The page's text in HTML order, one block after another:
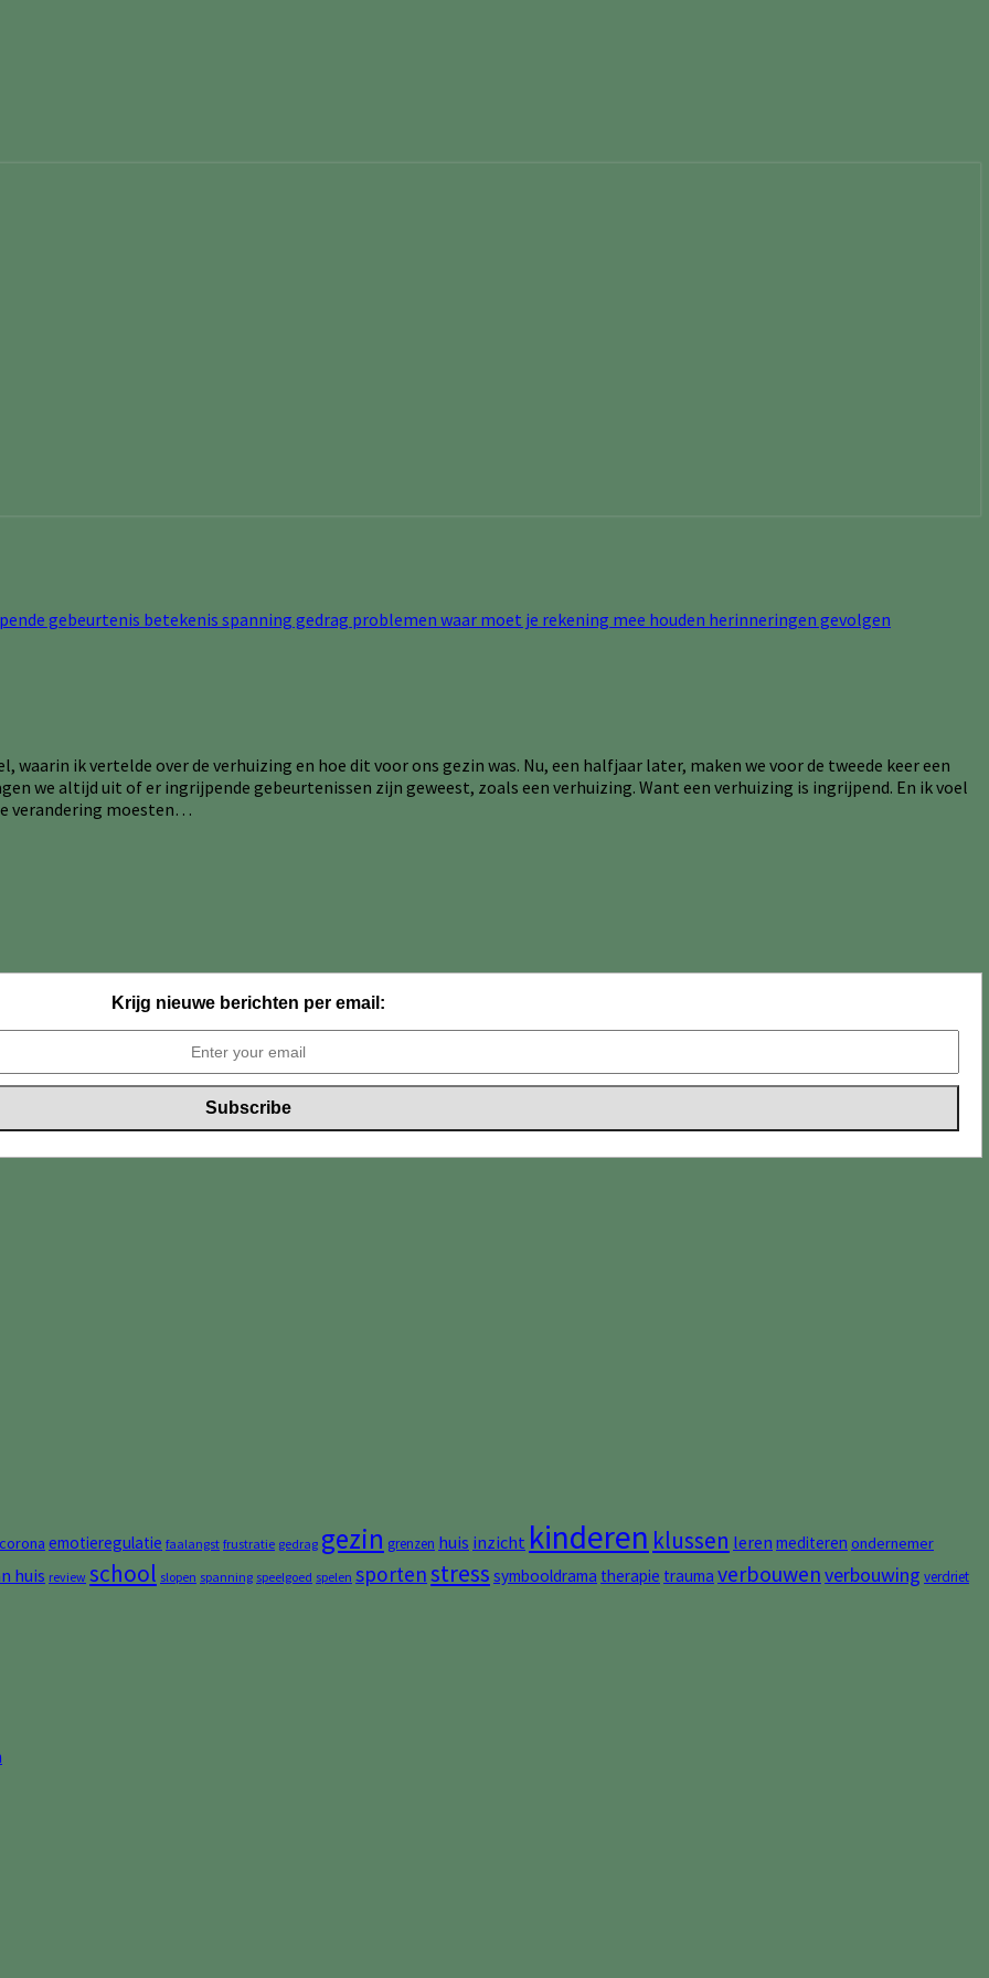
ik vertelde over de verhuizing en hoe dit voor ons gezin was. Nu, een halfjaar later, maken we voor de tweede keer een
we altijd uit of er ingrijpende gebeurtenissen zijn geweest, zoals een verhuizing. Want een verhuizing is ingrijpend. En ik voel
verandering moesten…
Krijg nieuwe berichten per email:
corona emotieregulatie faalangst frustratie gedrag gezin grenzen huis inzicht kinderen klussen leren mediteren ondernemer
huis review school slopen spanning speelgoed spelen sportenstress symbooldrama therapie trauma verbouwenverbouwing verdriet